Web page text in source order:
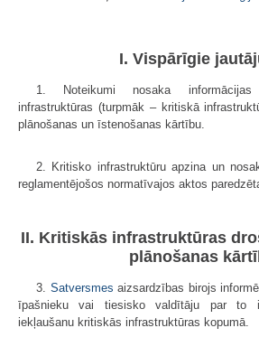
I. Vispārīgie
1. Noteikumi nosaka informācijas
infrastruktūras (turpmāk – kritiskā
plānošanas un īstenošanas kārtību.
2. Kritisko infrastruktūru apzina un
reglamentējošos normatīvajos aktos
II. Kritiskās infrastruktūras
plānošanas
3. Satversmes aizsardzības birojs
īpašnieku vai tiesisko valdītāju par to
iekļaušanu kritiskās infrastruktūras kopumā.